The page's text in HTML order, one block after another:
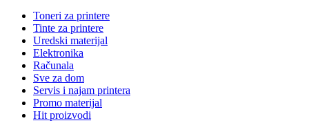
Toneri za printere
Tinte za printere
Uredski materijal
Elektronika
Računala
Sve za dom
Servis i najam printera
Promo materijal
Hit proizvodi